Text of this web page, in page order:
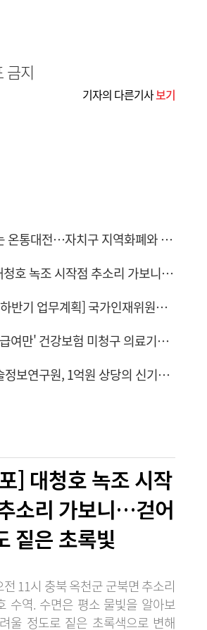
금지
기자의 다른기사보기
돌아오는 온통대전…자치구 지역화폐와 연계·통합 가능할까
[르포] 대청호 녹조 시작점 추소리 가보니…걷어내도 짙은 초록빛
[교육부 하반기 업무계획] 국가인재위원회 신설… 거점국립대 3곳 성장엔진·AI 분야 패키지 지원
'우린 비급여만' 건강보험 미청구 의료기관 대전 65곳 충남 31곳
과학기술정보연구원, 1억원 상당의 신기술 기업 이전 완료
] 대청호 녹조 시작
소리 가보니…걷어
짙은 초록빛
11시 충북 옥천군 군북면 추소리
수역. 수면은 평소 물빛을 알아보
울 정도로 짙은 초록색으로 변해